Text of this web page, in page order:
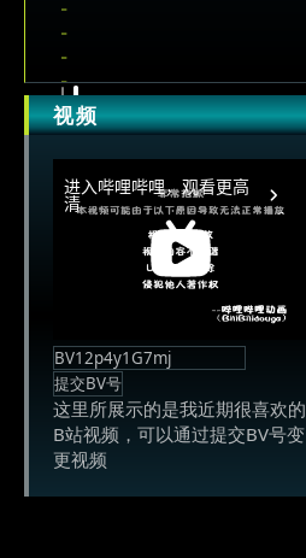
视频
这里所展示的是我近期很喜欢的
B站视频，可以通过提交BV号变
更视频